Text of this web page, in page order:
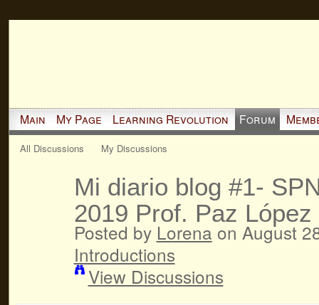
Main My Page Learning Revolution Forum
All Discussions My Discussions
Mi diario blog #1-
2019 Prof. Paz López
Posted by Lorena on August
Introductions
View Discussions